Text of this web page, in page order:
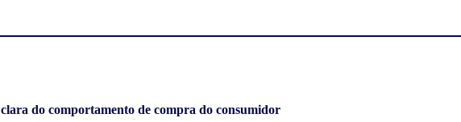
do comportamento de compra do consumidor